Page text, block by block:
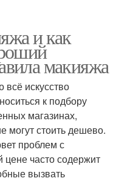
макияжа онлайн
макияж
и как
макияжа
искусство
к подбору
магазинах,
могут стоить дешево.
проблем с
цене часто содержит
вызвать